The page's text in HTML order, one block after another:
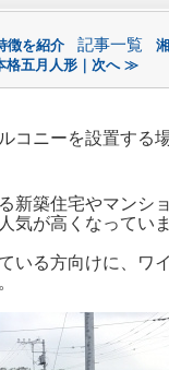
徴を紹介 記事一覧
格五月人形｜次へ ≫
コニーを設置する
新築住宅やマンシ
気が高くなっていま
る方向けに、ワ